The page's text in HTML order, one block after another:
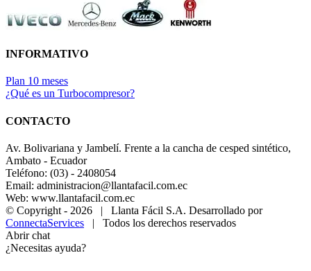
INFORMATIVO
Plan 10 meses
¿Qué es un Turbocompresor?
CONTACTO
Av. Bolivariana y Jambelí. Frente a la cancha de cesped sintético,
Ambato - Ecuador
Teléfono: (03) - 2408054
Email: administracion@llantafacil.com.ec
Web: www.llantafacil.com.ec
© Copyright - 2026 | Llanta Fácil S.A. Desarrollado por
ConnectaServices | Todos los derechos reservados
Abrir chat
¿Necesitas ayuda?